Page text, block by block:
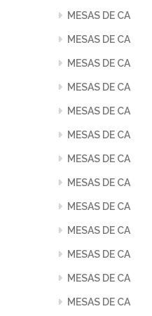
MESAS DE CA
MESAS DE CA
MESAS DE CA
MESAS DE CA
MESAS DE CA
MESAS DE CA
MESAS DE CA
MESAS DE CA
MESAS DE CA
MESAS DE CA
MESAS DE CA
MESAS DE CA
MESAS DE CA